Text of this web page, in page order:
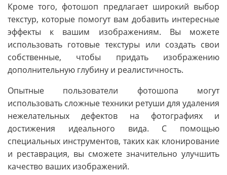
Кроме того, фотошоп предлагает широкий выбор
текстур, которые помогут вам добавить интересные
эффекты к вашим изображениям. Вы можете
использовать готовые текстуры или создать свои
собственные, чтобы придать изображению
дополнительную глубину и реалистичность.
Опытные пользователи фотошопа могут
использовать сложные техники ретуши для удаления
нежелательных дефектов на фотографиях и
достижения идеального вида. С помощью
специальных инструментов, таких как клонирование
и реставрация, вы сможете значительно улучшить
качество ваших изображений.